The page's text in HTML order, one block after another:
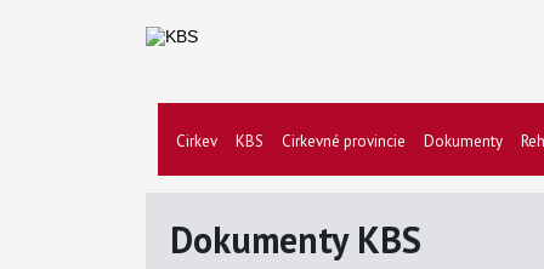
Cirkev KBS Cirkevné provincie Dokumenty
Dokumenty KBS